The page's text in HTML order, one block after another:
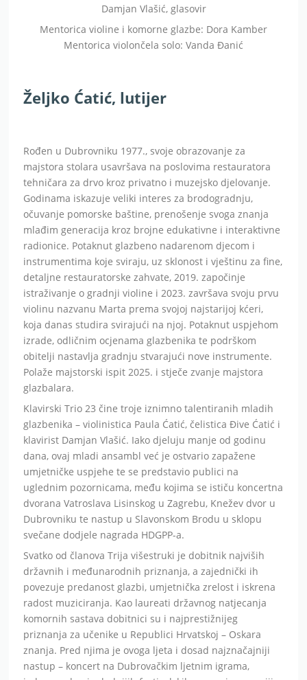
Damjan Vlašić, glasovir
Mentorica violine i komorne glazbe: Dora Kamber
Mentorica violončela solo: Vanda Đanić
Željko Ćatić, lutijer
Rođen u Dubrovniku 1977., svoje obrazovanje za
majstora stolara usavršava na poslovima restauratora
tehničara za drvo kroz privatno i muzejsko djelovanje.
Godinama iskazuje veliki interes za brodogradnju,
očuvanje pomorske baštine, prenošenje svoga znanja
mlađim generacija kroz brojne edukativne i interaktivne
radionice. Potaknut glazbeno nadarenom djecom i
instrumentima koje sviraju, uz sklonost i vještinu za fine,
detaljne restauratorske zahvate, 2019. započinje
istraživanje o gradnji violine i 2023. završava svoju prvu
violinu nazvanu Marta prema svojoj najstarijoj kćeri,
koja danas studira svirajući na njoj. Potaknut uspjehom
izrade, odličnim ocjenama glazbenika te podrškom
obitelji nastavlja gradnju stvarajući nove instrumente.
Polaže majstorski ispit 2025. i stječe zvanje majstora
glazbalara.
Klavirski Trio 23 čine troje iznimno talentiranih mladih
glazbenika – violinistica Paula Ćatić, čelistica Đive Ćatić i
klavirist Damjan Vlašić. Iako djeluju manje od godinu
dana, ovaj mladi ansambl već je ostvario zapažene
umjetničke uspjehe te se predstavio publici na
uglednim pozornicama, među kojima se ističu koncertna
dvorana Vatroslava Lisinskog u Zagrebu, Knežev dvor u
Dubrovniku te nastup u Slavonskom Brodu u sklopu
svečane dodjele nagrada HDGPP-a.
Svatko od članova Trija višestruki je dobitnik najviših
državnih i međunarodnih priznanja, a zajednički ih
povezuje predanost glazbi, umjetnička zrelost i iskrena
radost muziciranja. Kao laureati državnog natjecanja
komornih sastava dobitnici su i najprestižnijeg
priznanja za učenike u Republici Hrvatskoj – Oskara
znanja. Pred njima je ovoga ljeta i dosad najznačajniji
nastup – koncert na Dubrovačkim ljetnim igrama,